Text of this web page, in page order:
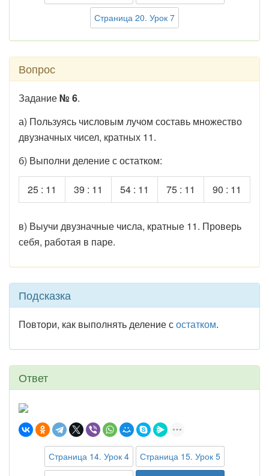
Страница 20. Урок 7
Вопрос
Задание№ 6.
а) Пользуясь числовым лучом составь множество
двузначных чисел, кратных 11.
б) Выполни деление с остатком:
25 : 11 39 : 11 54 : 11 75 : 11 90 : 11
в) Выучи двузначные числа, кратные 11. Проверь
себя, работая в паре.
Подсказка
Повтори, как выполнять деление состатком.
Ответ
Страница 14. Урок 4
Страница 15. Урок 5